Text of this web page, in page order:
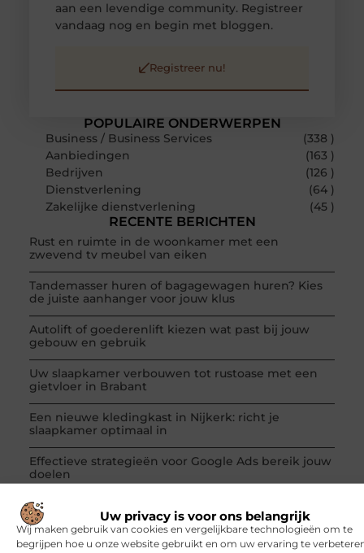
Uw privacy is voor ons belangrijk
Wij maken gebruik van cookies en vergelijkbare technologieën om te
begrijpen hoe u onze website gebruikt en om uw ervaring te
POPULAIRE ONDERWERPEN
Business / Business Services
(338 )
Aanbiedingen
(163 )
Bedrijven
(126 )
Dienstverlening
(64 )
Zakelijke dienstverlening
(45 )
RECENTE BERICHTEN
Rust en ruimte in de woonkamer met een
zwevend tv meubel van eiken
Tandemasser huren of bagagewagen huren? Kies
de juiste aanhanger voor jouw klus
Autolift of goederenlift kiezen wat past bij jouw
gebouw en gebruik
Uw slaapkamer verbouwen tot rustoase met een
gietvloer in Brabant
Een nieuwe kledingkast in Nijkerk: richt je
slaapkamer optimaal in
Effectieve strategieën voor Google Ads bereik jouw
doelen
aan een levendige community. Registreer
vandaag nog en begin met bloggen.
Registreer nu!